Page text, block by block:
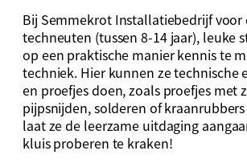
Bij Semmekrot Installatiebedrijf voor
techneuten (tussen 8-14 jaar), leuke
op een praktische manier kennis te
techniek. Hier kunnen ze technische
en proefjes doen, zoals proefjes met
pijpsnijden, solderen of
laat ze de leerzame uitdaging
kluis proberen te kraken!